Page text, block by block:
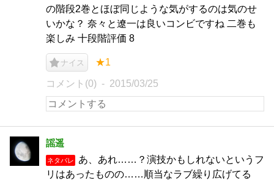
の階段2巻とほぼ同じような気がするのは気のせ
いかな？ 奈々と遼一は良いコンビですね 二巻も
楽しみ 十段階評価 8
ナイス ★1
コメント(0) 2015/03/25
謡遥
ネタバレ
あ、あれ……？演技かもしれないというフ
リはあったものの……順当なラブ繰り広げてる